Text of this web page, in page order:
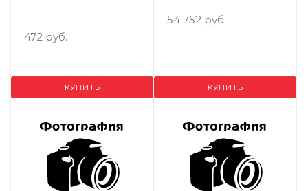
472 руб.
КУПИТЬ
54 752 руб.
КУПИТЬ